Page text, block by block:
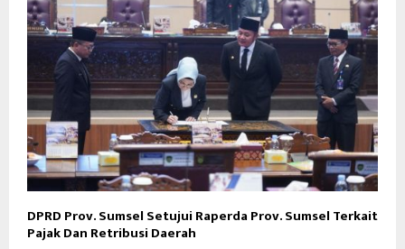
DPRD Prov. Sumsel Setujui Raperda Prov. Sumsel Terkait
Pajak Dan Retribusi Daerah